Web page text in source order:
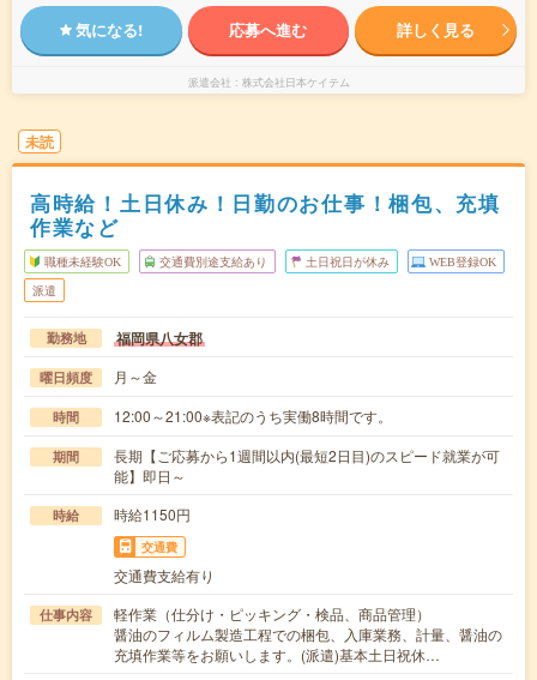
気になる! 応募へ進む 詳しく見る
派遣会社 株式会社日本ケイテム
未読
高時給！土日休み！日勤のお仕事！梱包、充填
作業など
職種未経験OK 交通費別途支給あり 土日祝日が休み WEB登録OK
派遣
勤務地 福岡県八女郡
曜日頻度 月～金
時間 12:00～21:00※表記のうち実働8時間です。
期間
長期【ご応募から1週間以内(最短2日目)のスピード就業が可
能】即日～
時給 時給1150円
交通費
交通費支給有り
仕事内容
軽作業（仕分け・ピッキング・検品、商品管理）
醤油のフィルム製造工程での梱包、入庫業務、計量、醤油の
充填作業等をお願いします。(派遣)基本土日祝休…